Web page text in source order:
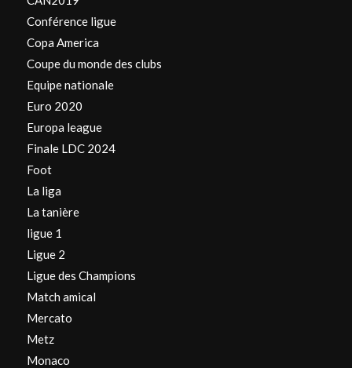
Conférence ligue
Copa America
Coupe du monde des clubs
Equipe nationale
Euro 2020
Europa league
Finale LDC 2024
Foot
La liga
La tanière
ligue 1
Ligue 2
Ligue des Champions
Match amical
Mercato
Metz
Monaco